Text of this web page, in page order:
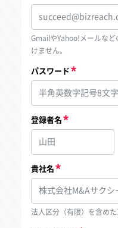
GmailやYahoo!メールな
けません。
パスワード
登録者名
貴社名
法人区分（有限）を含め